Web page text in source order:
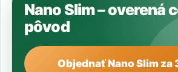
Nano Slim – overená
pôvod
Objednať Nano Slim za